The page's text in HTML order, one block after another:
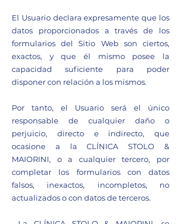
El Usuario declara expresamente que los
datos proporcionados a través de los
formularios del Sitio Web son ciertos,
exactos, y que él mismo posee la
capacidad suficiente para poder
disponer con relación a los mismos.
Por tanto, el Usuario será el único
responsable de cualquier daño o
perjuicio, directo e indirecto, que
ocasione a la CLÍNICA STOLO &
MAIORINI, o a cualquier tercero, por
completar los formularios con datos
falsos, inexactos, incompletos, no
actualizados o con datos de terceros.